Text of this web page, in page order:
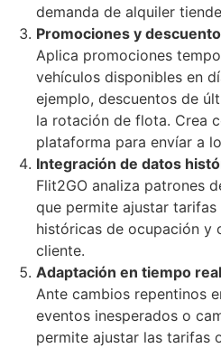
demanda de alquiler
Promociones y
Aplica promociones
vehículos disponibles en
ejemplo, descuentos de
la rotación de flota. Crea
plataforma para envíar a
Integración de datos
Flit2GO analiza patrones
que permite ajustar
históricas de ocupación y
cliente.
Adaptación en tiempo real
Ante cambios repentinos
eventos inesperados o
permite ajustar las tarifas